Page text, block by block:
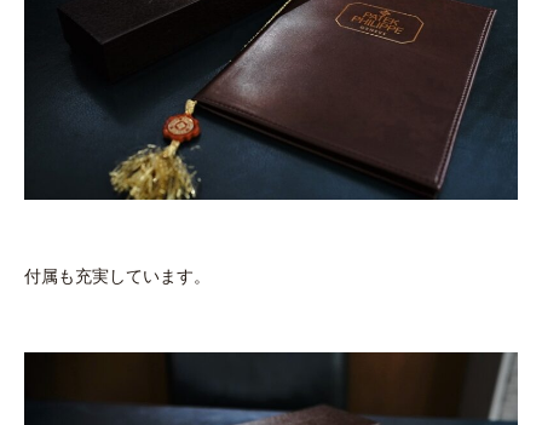
付属も充実しています。